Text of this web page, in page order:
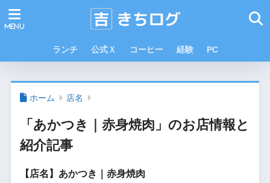
ランチ 公式Ｘ コーヒー 経験 PC
ホーム 店名
「あかつき｜赤身焼肉」のお店情報と
紹介記事
【店名】あかつき｜赤身焼肉